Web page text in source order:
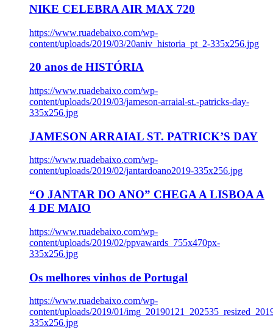
NIKE CELEBRA AIR MAX 720
https://www.ruadebaixo.com/wp-
content/uploads/2019/03/20aniv_historia_pt_2-335x256.jpg
20 anos de HISTÓRIA
https://www.ruadebaixo.com/wp-
content/uploads/2019/03/jameson-arraial-st.-patricks-day-
335x256.jpg
JAMESON ARRAIAL ST. PATRICK’S DAY
https://www.ruadebaixo.com/wp-
content/uploads/2019/02/jantardoano2019-335x256.jpg
“O JANTAR DO ANO” CHEGA A LISBOA A
4 DE MAIO
https://www.ruadebaixo.com/wp-
content/uploads/2019/02/ppvawards_755x470px-
335x256.jpg
Os melhores vinhos de Portugal
https://www.ruadebaixo.com/wp-
content/uploads/2019/01/
335x256.jpg